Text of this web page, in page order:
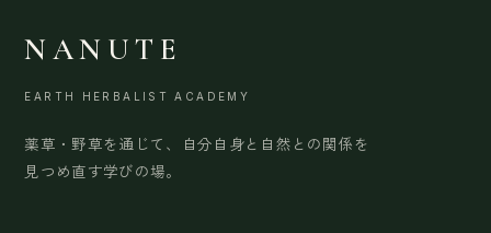
NANUTE
EARTH HERBALIST ACADEMY
薬草・野草を通じて、自分自身と自然との関係を
見つめ直す学びの場。